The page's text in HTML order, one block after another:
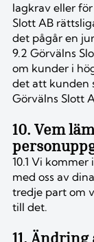
lagkrav eller
Slott AB
det pågår en
9.2 Görvälns
om kunder i
det att kunden
Görvälns Slott
10. Vem
10.1 Vi
med oss av
tredje part om
till det.
11. Ändring